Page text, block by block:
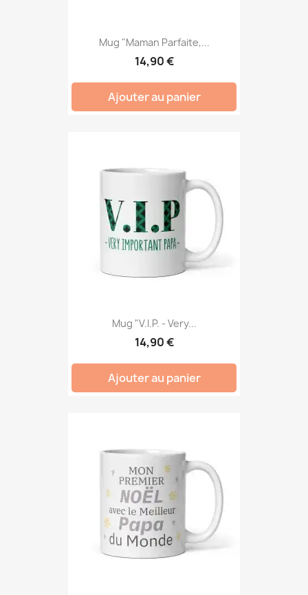
Mug "Maman Parfaite,...
14,90 €
Ajouter au panier
Mug "V.I.P. - Very...
14,90 €
Ajouter au panier